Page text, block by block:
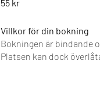
55 kr
Villkor för din bokning
Bokningen är bindande
Platsen kan dock